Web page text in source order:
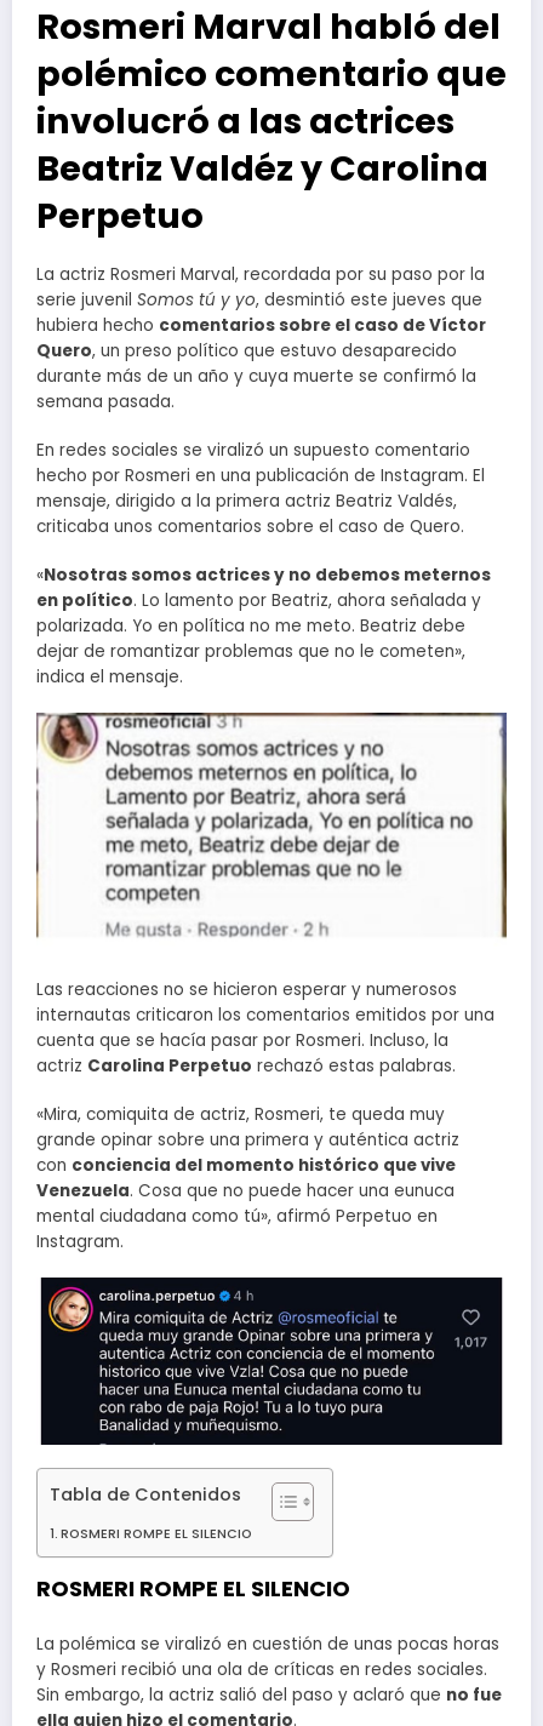
Rosmeri Marval habló del
polémico comentario que
involucró a las actrices
Beatriz Valdéz y Carolina
Perpetuo
La actriz Rosmeri Marval, recordada por su paso por la
serie juvenil Somos tú y yo, desmintió este jueves que
hubiera hecho comentarios sobre el caso de Víctor
Quero, un preso político que estuvo desaparecido
durante más de un año y cuya muerte se confirmó la
semana pasada.
En redes sociales se viralizó un supuesto comentario
hecho por Rosmeri en una publicación de Instagram. El
mensaje, dirigido a la primera actriz Beatriz Valdés,
criticaba unos comentarios sobre el caso de Quero.
«Nosotras somos actrices y no debemos meternos
en político. Lo lamento por Beatriz, ahora señalada y
polarizada. Yo en política no me meto. Beatriz debe
dejar de romantizar problemas que no le cometen»,
indica el mensaje.
Las reacciones no se hicieron esperar y numerosos
internautas criticaron los comentarios emitidos por una
cuenta que se hacía pasar por Rosmeri. Incluso, la
actriz Carolina Perpetuo rechazó estas palabras.
«Mira, comiquita de actriz, Rosmeri, te queda muy
grande opinar sobre una primera y auténtica actriz
con conciencia del momento histórico que vive
Venezuela. Cosa que no puede hacer una eunuca
mental ciudadana como tú», afirmó Perpetuo en
Instagram.
Tabla de Contenidos
ROSMERI ROMPE EL SILENCIO
ROSMERI ROMPE EL SILENCIO
La polémica se viralizó en cuestión de unas pocas horas
y Rosmeri recibió una ola de críticas en redes sociales.
Sin embargo, la actriz salió del paso y aclaró que no fue
ella quien hizo el comentario.